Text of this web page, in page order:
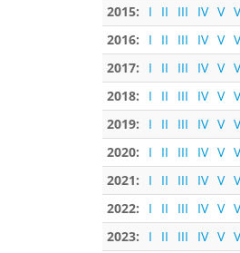
2015:
I II III IV V
2016:
I II III IV V
2017:
I II III IV V
2018:
I II III IV V
2019:
I II III IV V
2020:
I II III IV V
2021:
I II III IV V
2022:
I II III IV V
2023:
I II III IV V